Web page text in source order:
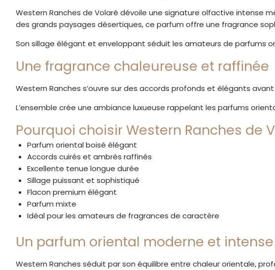
Western Ranches de Volaré dévoile une signature olfactive intense
des grands paysages désertiques, ce parfum offre une fragrance
Son sillage élégant et enveloppant séduit les amateurs de parfums
Une fragrance chaleureuse et raffinée
Western Ranches s’ouvre sur des accords profonds et élégants
L’ensemble crée une ambiance luxueuse rappelant les parfums
Pourquoi choisir Western Ranches de
Parfum oriental boisé élégant
Accords cuirés et ambrés raffinés
Excellente tenue longue durée
Sillage puissant et sophistiqué
Flacon premium élégant
Parfum mixte
Idéal pour les amateurs de fragrances de caractère
Un parfum oriental moderne et intense
Western Ranches séduit par son équilibre entre chaleur orientale,